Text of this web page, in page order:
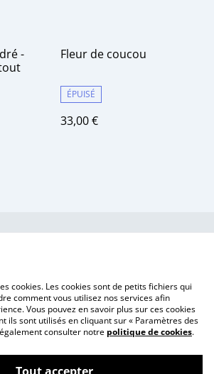
-
Fleur de coucou
ÉPUISÉ
33,00 €
des frais de port
cookies. Les cookies sont de petits fichiers qui
comment vous utilisez nos services afin
Vous pouvez en savoir plus sur ces cookies
ils sont utilisés en cliquant sur « Paramètres des
consulter notre politique de cookies.